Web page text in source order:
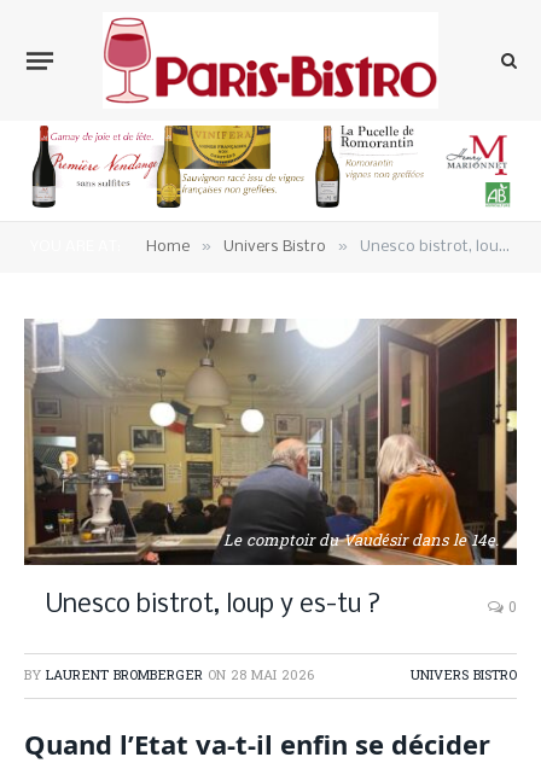
Home » Univers Bistro » Unesco bistrot, loup y es-tu ?
Le comptoir du Vaudésir dans le 14e.
Unesco bistrot, loup y es-tu ? 0
BY LAURENT BROMBERGER ON 28 MAI 2026 UNIVERS BISTRO
Quand l’Etat va-t-il enfin se décider